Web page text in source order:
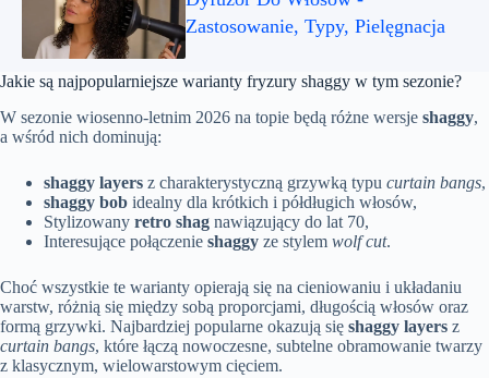
Zastosowanie, Typy, Pielęgnacja
Jakie są najpopularniejsze warianty fryzury shaggy w tym sezonie?
W sezonie wiosenno-letnim 2026 na topie będą różne wersje shaggy,
a wśród nich dominują:
shaggy layers z charakterystyczną grzywką typu curtain bangs,
shaggy bob idealny dla krótkich i półdługich włosów,
Stylizowany retro shag nawiązujący do lat 70,
Interesujące połączenie shaggy ze stylem wolf cut.
Choć wszystkie te warianty opierają się na cieniowaniu i układaniu
warstw, różnią się między sobą proporcjami, długością włosów oraz
formą grzywki. Najbardziej popularne okazują się shaggy layers z
curtain bangs, które łączą nowoczesne, subtelne obramowanie twarzy
z klasycznym, wielowarstowym cięciem.